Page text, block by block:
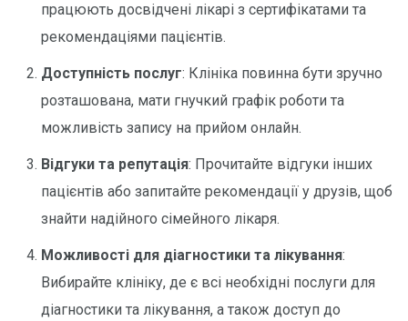
працюють досвідчені лікарі з сертифікатами та
рекомендаціями пацієнтів.
Доступність послуг: Клініка повинна бути зручно
розташована, мати гнучкий графік роботи та
можливість запису на прийом онлайн.
Відгуки та репутація: Прочитайте відгуки інших
пацієнтів або запитайте рекомендації у друзів, щоб
знайти надійного сімейного лікаря.
Можливості для діагностики та лікування:
Вибирайте клініку, де є всі необхідні послуги для
діагностики та лікування, а також доступ до